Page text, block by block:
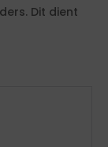
Dit dient